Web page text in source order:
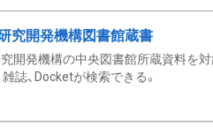
究開発機構図書館蔵書
開発機構の中央図書館所蔵資料を
雑誌、Docketが検索できる。